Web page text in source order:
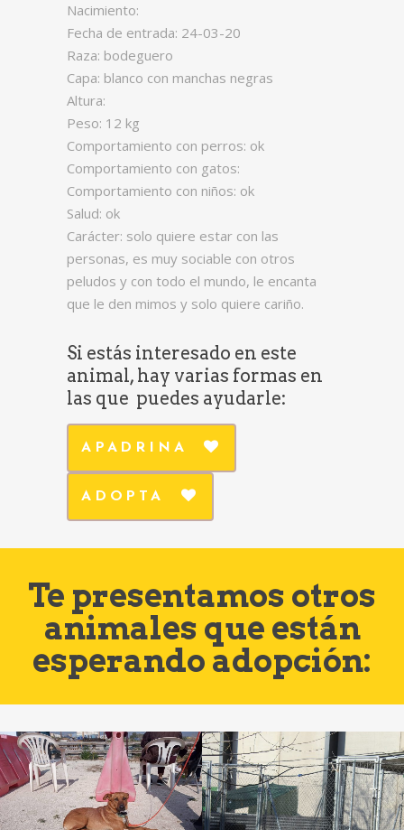
Nacimiento:
Fecha de entrada: 24-03-20
Raza: bodeguero
Capa: blanco con manchas negras
Altura:
Peso: 12 kg
Comportamiento con perros: ok
Comportamiento con gatos:
Comportamiento con niños: ok
Salud: ok
Carácter: solo quiere estar con las
personas, es muy sociable con otros
peludos y con todo el mundo, le encanta
que le den mimos y solo quiere cariño.
Si estás interesado en este
animal, hay varias formas en
las que puedes ayudarle:
APADRINA
ADOPTA
Te presentamos otros
animales que están
esperando adopción: